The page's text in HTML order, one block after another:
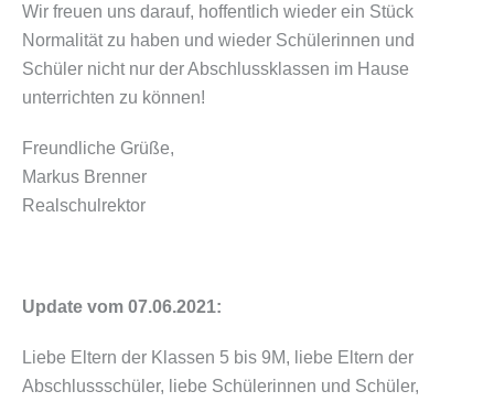
Wir freuen uns darauf, hoffentlich wieder ein Stück
Normalität zu haben und wieder Schülerinnen und
Schüler nicht nur der Abschlussklassen im Hause
unterrichten zu können!
Freundliche Grüße,
Markus Brenner
Realschulrektor
Update vom 07.06.2021:
Liebe Eltern der Klassen 5 bis 9M, liebe Eltern der
Abschlussschüler, liebe Schülerinnen und Schüler,